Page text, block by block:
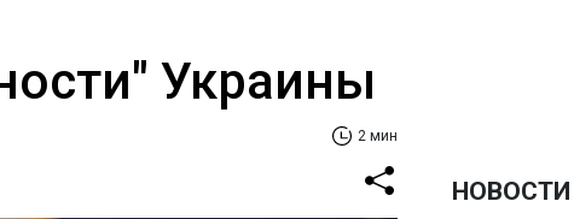
Украины
2 мин
НОВОСТИ